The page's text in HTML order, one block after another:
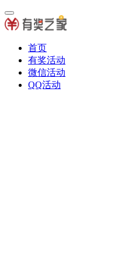
首页
有奖活动
微信活动
QQ活动